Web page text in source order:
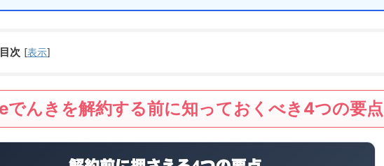
目次 [表示]
でんきを解約する前に知っておくべき4つの要点